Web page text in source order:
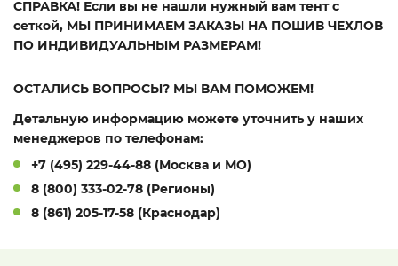
СПРАВКА! Если вы не нашли нужный вам тент с
сеткой, МЫ ПРИНИМАЕМ ЗАКАЗЫ НА ПОШИВ ЧЕХЛОВ
ПО ИНДИВИДУАЛЬНЫМ РАЗМЕРАМ!
ОСТАЛИСЬ ВОПРОСЫ? МЫ ВАМ ПОМОЖЕМ!
Детальную информацию можете уточнить у наших
менеджеров по телефонам:
+7 (495) 229-44-88 (Москва и МО)
8 (800) 333-02-78 (Регионы)
8 (861) 205-17-58 (Краснодар)